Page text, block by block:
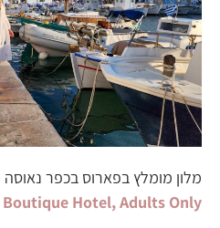
מלון מומלץ בפארוס בכפר נאוסה (מעל 1000 ש"ח
Hotel, Adults Only